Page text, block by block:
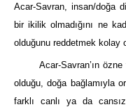
Acar-Savran, insan/doğa
bir ikilik olmadığını ne
olduğunu reddetmek kolay
Acar-Savran’ın
olduğu, doğa bağlamıyla
farklı canlı ya da